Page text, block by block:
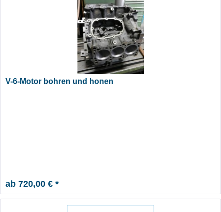
V-6-Motor bohren und honen
ab 720,00 € *